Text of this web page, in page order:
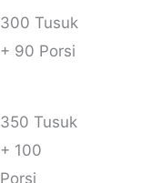
300 Tusuk
+ 90 Porsi
350 Tusuk
+ 100
Porsi